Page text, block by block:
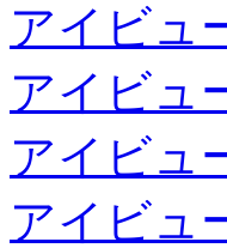
アイビュ
アイビュ
アイビュ
アイビュ